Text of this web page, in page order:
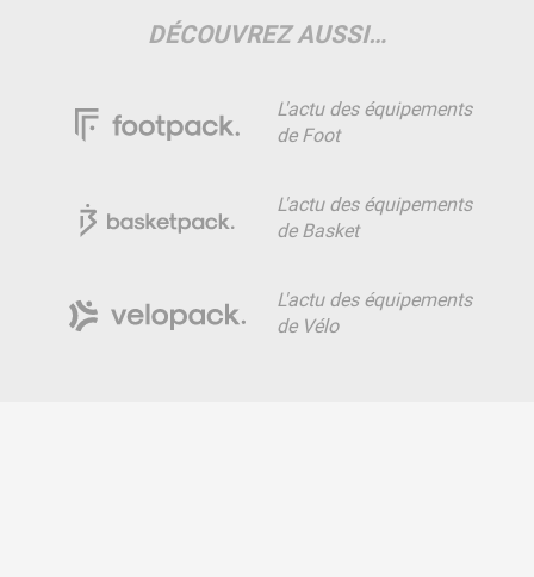
DÉCOUVREZ AUSSI…
L'actu des équipements
de Foot
L'actu des équipements
de Basket
L'actu des équipements
de Vélo